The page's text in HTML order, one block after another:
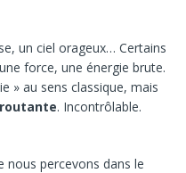
un ciel orageux… Certains
force, une énergie brute.
» au sens classique, mais
. Incontrôlable.
nous percevons dans le